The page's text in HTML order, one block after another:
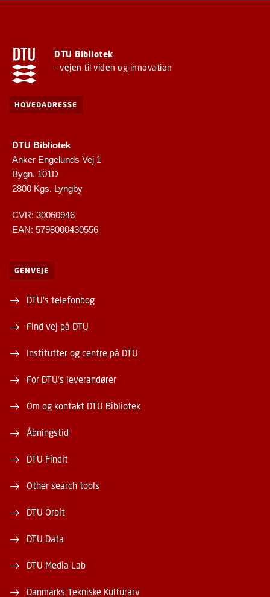
DTU Bibliotek
- vejen til viden og innovation
HOVEDADRESSE
DTU Bibliotek
Anker Engelunds Vej 1
Bygn. 101D
2800 Kgs. Lyngby
CVR: 30060946
EAN: 5798000430556
GENVEJE
DTU's telefonbog
Find vej på DTU
Institutter og centre på DTU
For DTU's leverandører
Om og kontakt DTU Bibliotek
Åbningstid
DTU Findit
Other search tools
DTU Orbit
DTU Data
DTU Media Lab
Danmarks Tekniske Kulturarv